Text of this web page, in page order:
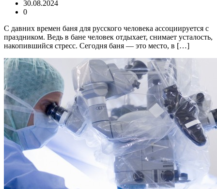
30.08.2024
0
С давних времен баня для русского человека ассоциируется с
праздником. Ведь в бане человек отдыхает, снимает усталость,
накопившийся стресс. Сегодня баня — это место, в […]